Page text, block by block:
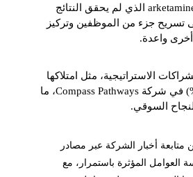
مركب arketamine (PCN-101) الذي لم يحقق النتائج
تسريح جزء من الموظفين وتركيز
واعدة.
الاستراتيجية، مثل امتلاكها
لحصة كبيرة (22.4%) في شركة Compass Pathways، ما
السوقي.
متابعة أخبار الشركة عبر مصادر
العوامل المؤثرة باستمرار، مع